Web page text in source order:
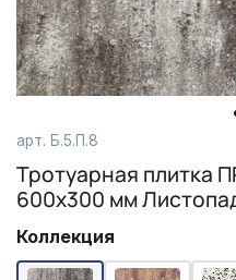
арт. Б.5.П.8
Тротуарная плитка
600х300 мм
Коллекция